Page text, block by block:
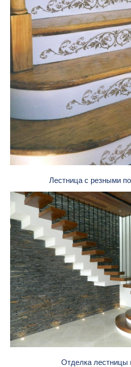
Лестница с резными
Отделка лестницы